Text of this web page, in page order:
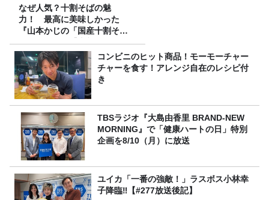
なぜ人気？十割そばの魅
力！ 最高に美味しかった
『山本かじの「国産十割そ
ば」』とは？【十割そば10種
食べ比べ】
コンビニのヒット商品！モーモーチャー
チャーを食す！アレンジ自在のレシピ付
き
TBSラジオ『大島由香里 BRAND-NEW
MORNING』で「健康ハートの日」特別
企画を8/10（月）に放送
ユイカ「一番の強敵！」ラスボス小林幸
子降臨‼【#277放送後記】